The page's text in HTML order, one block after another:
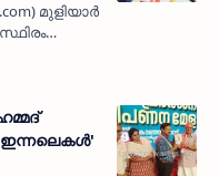
മുളിയാർ
ചുമതല